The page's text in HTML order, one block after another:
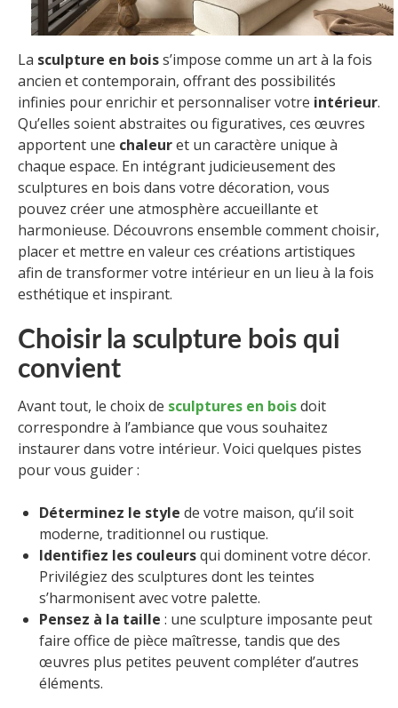
La sculpture en boiss’impose comme un art à la fois
ancien et contemporain, offrant des possibilités
infinies pour enrichir et personnaliser votre intérieur.
Qu’elles soient abstraites ou figuratives, ces œuvres
apportent une chaleuret un caractère unique à
chaque espace. En intégrant judicieusement des
sculptures en bois dans votre décoration, vous
pouvez créer une atmosphère accueillante et
harmonieuse. Découvrons ensemble comment choisir,
placer et mettre en valeur ces créations artistiques
afin de transformer votre intérieur en un lieu à la fois
esthétique et inspirant.
Choisir la sculpture bois qui
convient
Avant tout, le choix de sculptures en boisdoit
correspondre à l’ambiance que vous souhaitez
instaurer dans votre intérieur. Voici quelques pistes
pour vous guider :
Déterminez le style de votre maison, qu’il soit
moderne, traditionnel ou rustique.
Identifiez les couleursqui dominent votre décor.
Privilégiez des sculptures dont les teintes
s’harmonisent avec votre palette.
Pensez à la taille : une sculpture imposante peut
faire office de pièce maîtresse, tandis que des
œuvres plus petites peuvent compléter d’autres
éléments.